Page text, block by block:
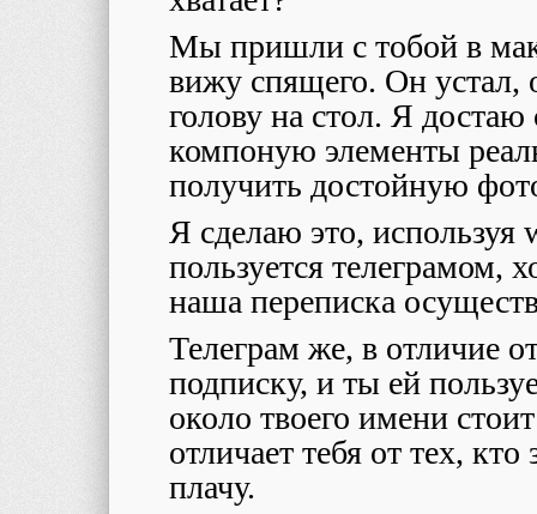
Мы пришли с тобой в
вижу спящего. Он устал,
голову на стол. Я
компоную элементы
получить достойную
Я сделаю это, используя
пользуется телеграмом,
наша переписка
Телеграм же, в отличие
подписку, и ты ей
около твоего имени
отличает тебя от тех,
плачу.